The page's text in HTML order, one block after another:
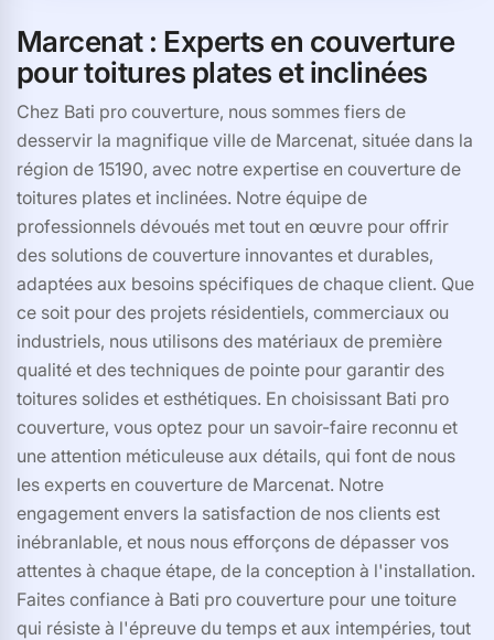
Marcenat : Experts en couverture
pour toitures plates et inclinées
Chez Bati pro couverture, nous sommes fiers de
desservir la magnifique ville de Marcenat, située dans la
région de 15190, avec notre expertise en couverture de
toitures plates et inclinées. Notre équipe de
professionnels dévoués met tout en œuvre pour offrir
des solutions de couverture innovantes et durables,
adaptées aux besoins spécifiques de chaque client. Que
ce soit pour des projets résidentiels, commerciaux ou
industriels, nous utilisons des matériaux de première
qualité et des techniques de pointe pour garantir des
toitures solides et esthétiques. En choisissant Bati pro
couverture, vous optez pour un savoir-faire reconnu et
une attention méticuleuse aux détails, qui font de nous
les experts en couverture de Marcenat. Notre
engagement envers la satisfaction de nos clients est
inébranlable, et nous nous efforçons de dépasser vos
attentes à chaque étape, de la conception à l'installation.
Faites confiance à Bati pro couverture pour une toiture
qui résiste à l'épreuve du temps et aux intempéries, tout